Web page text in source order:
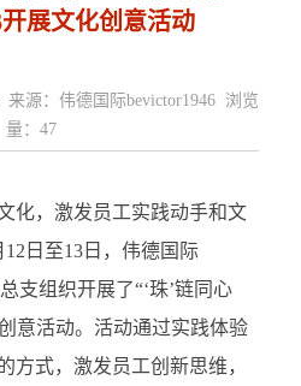
展文化创意活动
来源：伟德国际bevictor1946 浏览
量： 47
化，激发员工实践动手和文
日至13日，伟德国际
支组织开展了“‘珠’链同心
意活动。活动通过实践体验
方式，激发员工创新思维，